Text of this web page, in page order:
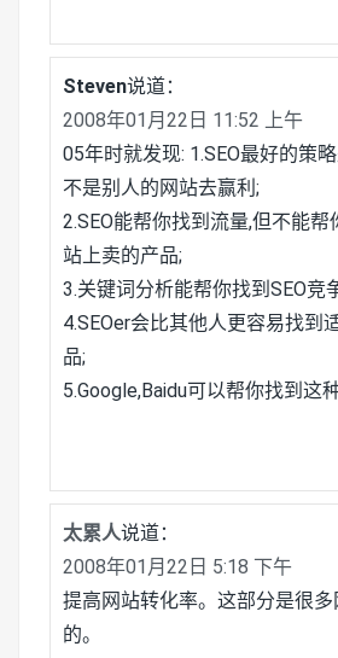
Steven说道：
2008年01月22日 11:52 上午
05年时就发现: 1.SEO最好的策
不是别人的网站去赢利;
2.SEO能帮你找到流量,但不能帮
站上卖的产品;
3.关键词分析能帮你找到SEO竞
4.SEOer会比其他人更容易找到
品;
5.Google,Baidu可以帮你找到这
太累人说道：
2008年01月22日 5:18 下午
提高网站转化率。这部分是很
的。